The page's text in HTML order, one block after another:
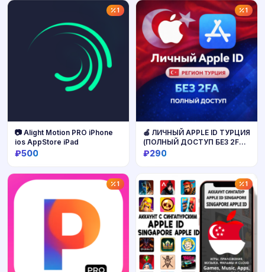
Купить
1
Купить
📷 Alight Motion PRO iPhone
ios AppStore iPad
₽500
1
Купить
🍎 ЛИЧНЫЙ APPLE ID ТУРЦИЯ
(ПОЛНЫЙ ДОСТУП БЕЗ 2FA)
НАВСЕГДА ВАШ iPhone ios
₽290
1 1